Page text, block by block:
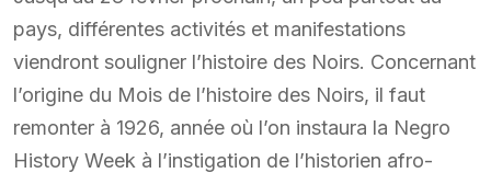
pays, différentes activités et manifestations
viendront souligner l’histoire des Noirs. Concernant
l’origine du Mois de l’histoire des Noirs, il faut
remonter à 1926, année où l’on instaura la Negro
History Week à l’instigation de l’historien afro-